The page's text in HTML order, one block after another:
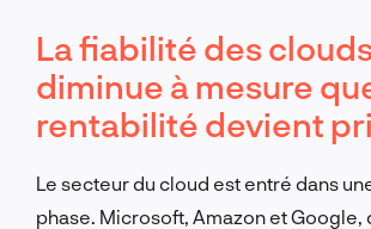
La fiabilité des
diminue à mesure
rentabilité devient
Le secteur du cloud est entré dans
phase. Microsoft, Amazon et Google,